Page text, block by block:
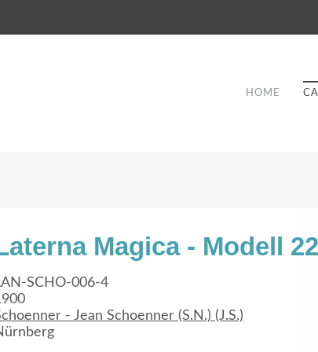
HOME
Magica - Modell
SCHO-006-4
- Jean Schoenner (S.N.) (J.S.)
adipiscing elit. Aenean commodo ligula eget